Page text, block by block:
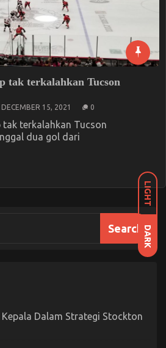
tak terkalahkan Tucson
DECEMBER 15, 2021 0
terkalahkan Tucson
dua gol dari
Kepala Dalam Strategi Stockton
LIGHT
DARK